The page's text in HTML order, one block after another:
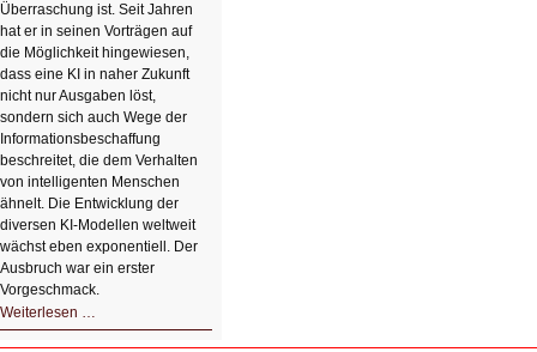
Überraschung ist. Seit Jahren
hat er in seinen Vorträgen auf
die Möglichkeit hingewiesen,
dass eine KI in naher Zukunft
nicht nur Ausgaben löst,
sondern sich auch Wege der
Informationsbeschaffung
beschreitet, die dem Verhalten
von intelligenten Menschen
ähnelt. Die Entwicklung der
diversen KI-Modellen weltweit
wächst eben exponentiell. Der
Ausbruch war ein erster
Vorgeschmack.
Weiterlesen …
Der